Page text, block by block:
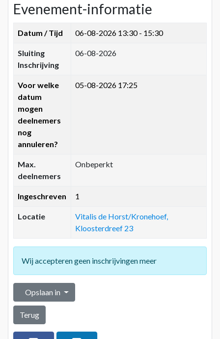
Evenement-informatie
Datum / Tijd 06-08-2026 13:30 - 15:30
Sluiting
Inschrijving
06-08-2026
Voor welke
datum
mogen
deelnemers
nog
annuleren?
05-08-2026 17:25
Max.
deelnemers
Onbeperkt
Ingeschreven 1
Locatie
Vitalis de Horst/Kronehoef,
Kloosterdreef 23
Wij accepteren geen inschrijvingen meer
Opslaan in
Terug